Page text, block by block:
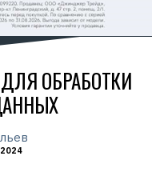
ОБРАБОТКИ